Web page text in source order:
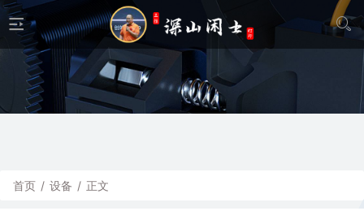
首页 / 设备 / 正文